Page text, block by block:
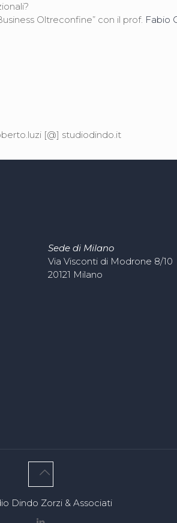
Oltreconfine” con il prof. Fabio
[@] studiodindo.it
Sede di Milano
Via Visconti di Modrone 8/10
20121 Milano
Dindo Zorzi & Associati